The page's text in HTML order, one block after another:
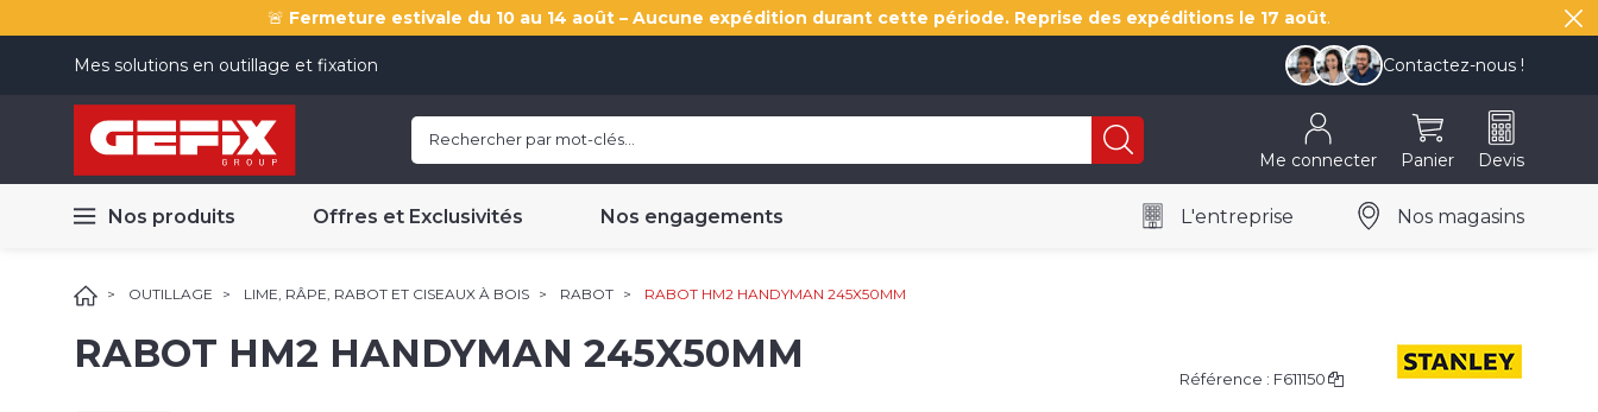
🚨 Fermeture estivale du 10 au 14 août – Aucune expédition durant cette période. Reprise des expéditions le 17 août.
Mes solutions en outillage et fixation Contactez-nous !
Me connecter Panier Devis
Nos produits Offres et Exclusivités Nos engagements L'entreprise Nos magasins
OUTILLAGE LIME, RÂPE, RABOT ET CISEAUX À BOIS RABOT RABOT HM2 HANDYMAN 245X50MM
RABOT HM2 HANDYMAN 245X50MM
Référence : F611150